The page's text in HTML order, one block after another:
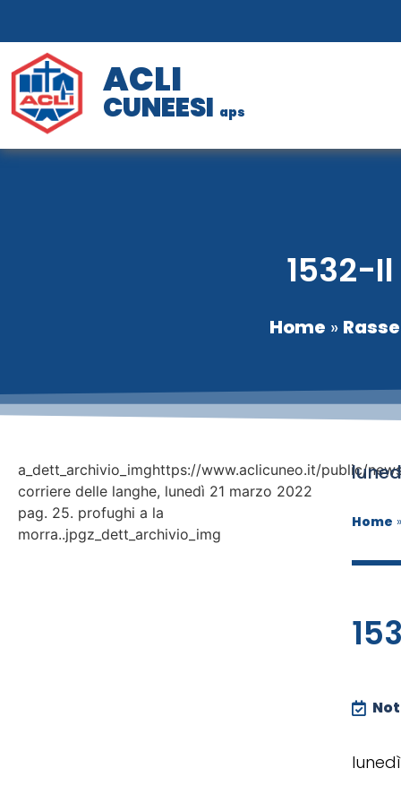
ACLI
CUNEESI aps
1532-
Home »
a_dett_archivio_imghttps://www.aclicuneo.it/public/
corriere delle langhe, lunedì 21 marzo 2022
pag. 25. profughi a la
morra..jpgz_dett_archivio_img
Home